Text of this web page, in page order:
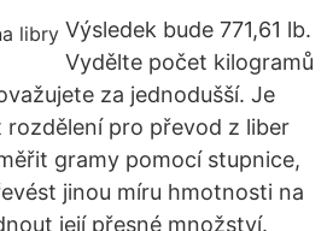
Výsledek bude 771,61 lb.
Vydělte počet kilogramů
za jednodušší. Je
pro převod z liber
gramy pomocí stupnice,
jinou míru hmotnosti na
její přesné množství.